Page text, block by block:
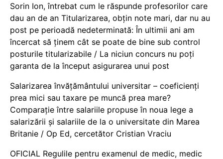
Sorin Ion, întrebat cum le răspunde profesorilor care
dau an de an Titularizarea, obțin note mari, dar nu au
post pe perioadă nedeterminată: În ultimii ani am
încercat să ținem cât se poate de bine sub control
posturile titularizabile / La niciun concurs nu poți
garanta de la început asigurarea unui post
Salarizarea învățământului universitar – coeficienți
prea mici sau taxare pe muncă prea mare?
Comparație între salariile propuse în noua lege a
salarizării și salariile de la o universitate din Marea
Britanie / Op Ed, cercetător Cristian Vraciu
OFICIAL Regulile pentru examenul de medic, medic